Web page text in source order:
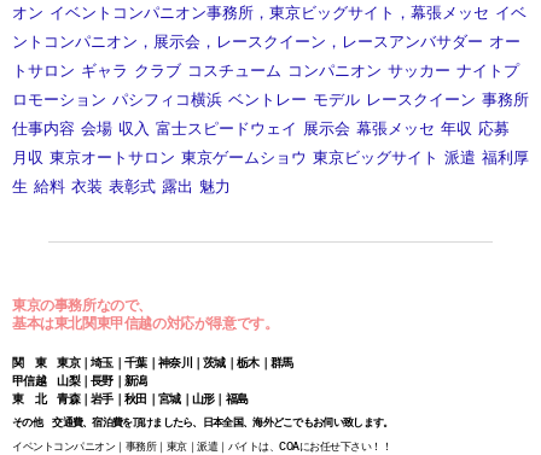
オン イベントコンパニオン事務所，東京ビッグサイト，幕張メッセ イベ
ントコンパニオン，展示会，レースクイーン，レースアンバサダー オー
トサロン ギャラ クラブ コスチューム コンパニオン サッカー ナイトプ
ロモーション パシフィコ横浜 ベントレー モデル レースクイーン 事務所
仕事内容 会場 収入 富士スピードウェイ 展示会 幕張メッセ 年収 応募
月収 東京オートサロン 東京ゲームショウ 東京ビッグサイト 派遣 福利厚
生 給料 衣装 表彰式 露出 魅力
東京の事務所なので、
基本は東北関東甲信越の対応が得意です。
関 東 東京｜埼玉｜千葉｜神奈川｜茨城｜栃木｜群馬
甲信越 山梨｜長野｜新潟
東 北 青森｜岩手｜秋田｜宮城｜山形｜福島
その他 交通費、宿泊費を頂けましたら、日本全国、海外どこでもお伺い致します。
イベントコンパニオン｜事務所｜東京｜派遣｜バイトは、COAにお任せ下さい！！